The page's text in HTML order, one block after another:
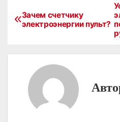
НЗачем счетчику
электроэнергии пульт?